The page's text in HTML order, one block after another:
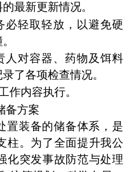
最新更新情况。
必轻取轻放，以避免硬
人对容器、药物及饵料
了各项检查情况。
作内容执行。
备方案
置装备的储备体系，是
柱。为了全面提升我公
化突发事故防范与处理